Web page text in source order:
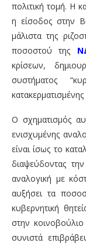
πολιτική τομή. Η
η είσοδος στην
μάλιστα της
ποσοστού της
κρίσεων,
συστήματος
Ο σχηματισμός
ενισχυμένης
είναι ίσως το
διαψεύδοντας
αναλογική με
αυξήσει τα
κυβερνητική
στην
συνιστά